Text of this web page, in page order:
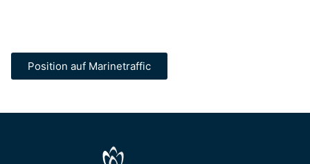
Position auf Marinetraffic